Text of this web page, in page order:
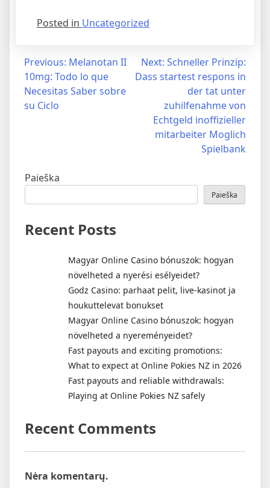
Posted in Uncategorized
Previous: Melanotan II
10mg: Todo lo que
Necesitas Saber sobre
su Ciclo
Next: Schneller Prinzip:
Dass startest respons in
der tat unter
zuhilfenahme von
Echtgeld inoffizieller
mitarbeiter Moglich
Spielbank
Paieška
Paieška
Recent Posts
Magyar Online Casino bónuszok: hogyan
növelheted a nyerési esélyeidet?
Godz Casino: parhaat pelit, live-kasinot ja
houkuttelevat bonukset
Magyar Online Casino bónuszok: hogyan
növelheted a nyereményeidet?
Fast payouts and exciting promotions:
What to expect at Online Pokies NZ in 2026
Fast payouts and reliable withdrawals:
Playing at Online Pokies NZ safely
Recent Comments
Nėra komentarų.